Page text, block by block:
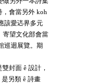
，會當另外 koh
該愛迒界多元
寄望文化部會當
巡迴展覽。期
封面 ê 設計，
另類 ê 詩畫